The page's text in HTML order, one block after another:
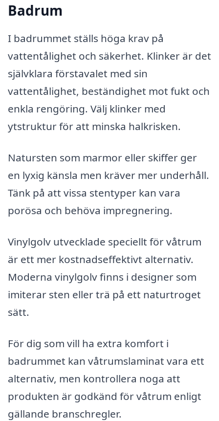
Badrum
I badrummet ställs höga krav på
vattentålighet och säkerhet. Klinker är det
självklara förstavalet med sin
vattentålighet, beständighet mot fukt och
enkla rengöring. Välj klinker med
ytstruktur för att minska halkrisken.
Natursten som marmor eller skiffer ger
en lyxig känsla men kräver mer underhåll.
Tänk på att vissa stentyper kan vara
porösa och behöva impregnering.
Vinylgolv utvecklade speciellt för våtrum
är ett mer kostnadseffektivt alternativ.
Moderna vinylgolv finns i designer som
imiterar sten eller trä på ett naturtroget
sätt.
För dig som vill ha extra komfort i
badrummet kan våtrumslaminat vara ett
alternativ, men kontrollera noga att
produkten är godkänd för våtrum enligt
gällande branschregler.